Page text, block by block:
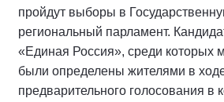
пройдут выборы в
региональный парламент.
«Единая Россия», среди которых
были определены жителями в
предварительного голосования в